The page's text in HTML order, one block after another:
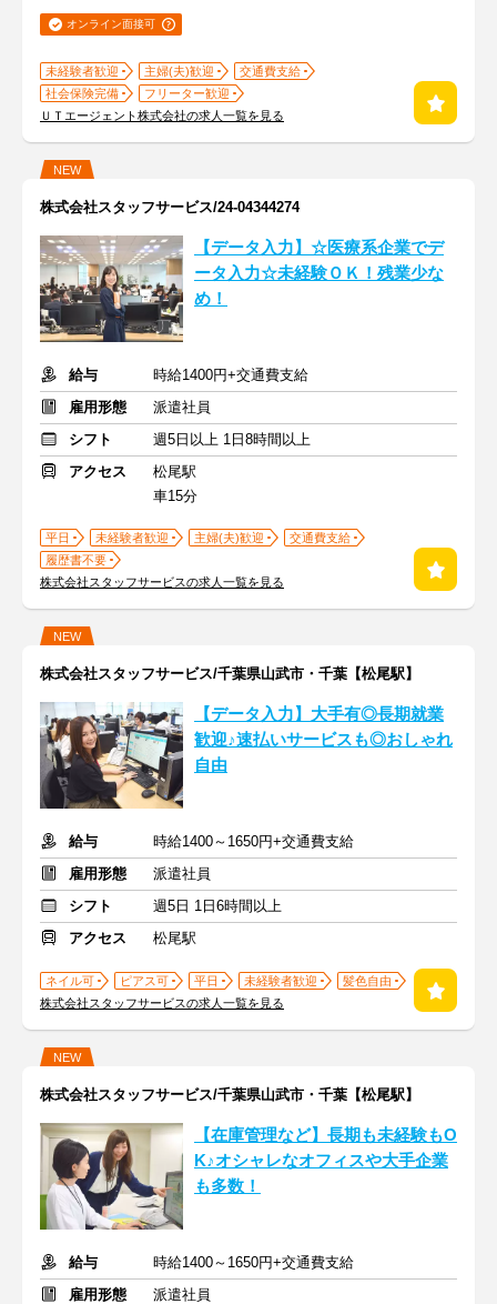
オンライン面接可
未経験者歓迎 主婦(夫)歓迎
交通費支給
社会保険完備
フリーター歓迎
ＵＴエージェント株式会社の求人一覧を見る
NEW
株式会社スタッフサービス/24-04344274
【データ入力】☆医療系企業でデ
ータ入力☆未経験ＯＫ！残業少な
め！
給与
時給1400円+交通費支給
雇用形態
派遣社員
シフト
週5日以上 1日8時間以上
アクセス
松尾駅
車15分
平日 未経験者歓迎 主婦(夫)歓迎
交通費支給
履歴書不要
株式会社スタッフサービスの求人一覧を見る
NEW
株式会社スタッフサービス/千葉県山武市・千葉【松尾駅】
【データ入力】大手有◎長期就業
歓迎♪速払いサービスも◎おしゃれ
自由
給与
時給1400～1650円+交通費支給
雇用形態
派遣社員
シフト
週5日 1日6時間以上
アクセス
松尾駅
ネイル可 ピアス可 平日 未経験者歓迎
髪色自由
株式会社スタッフサービスの求人一覧を見る
NEW
株式会社スタッフサービス/千葉県山武市・千葉【松尾駅】
【在庫管理など】長期も未経験もO
K♪オシャレなオフィスや大手企業
も多数！
給与
時給1400～1650円+交通費支給
雇用形態
派遣社員